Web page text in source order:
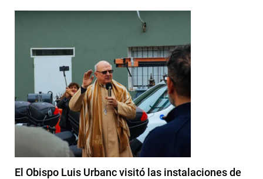
El Obispo Luis Urbanc visitó las instalaciones de